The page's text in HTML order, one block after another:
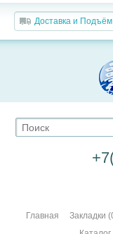
Доставка и Подъём
Главная Закладки